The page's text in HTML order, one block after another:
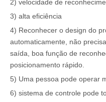
2) velocidade de
3) alta eficiência
4) Reconhecer o design do
automaticamente, não
saída, boa função de
posicionamento rápido.
5) Uma pessoa pode operar
6) sistema de controle pode